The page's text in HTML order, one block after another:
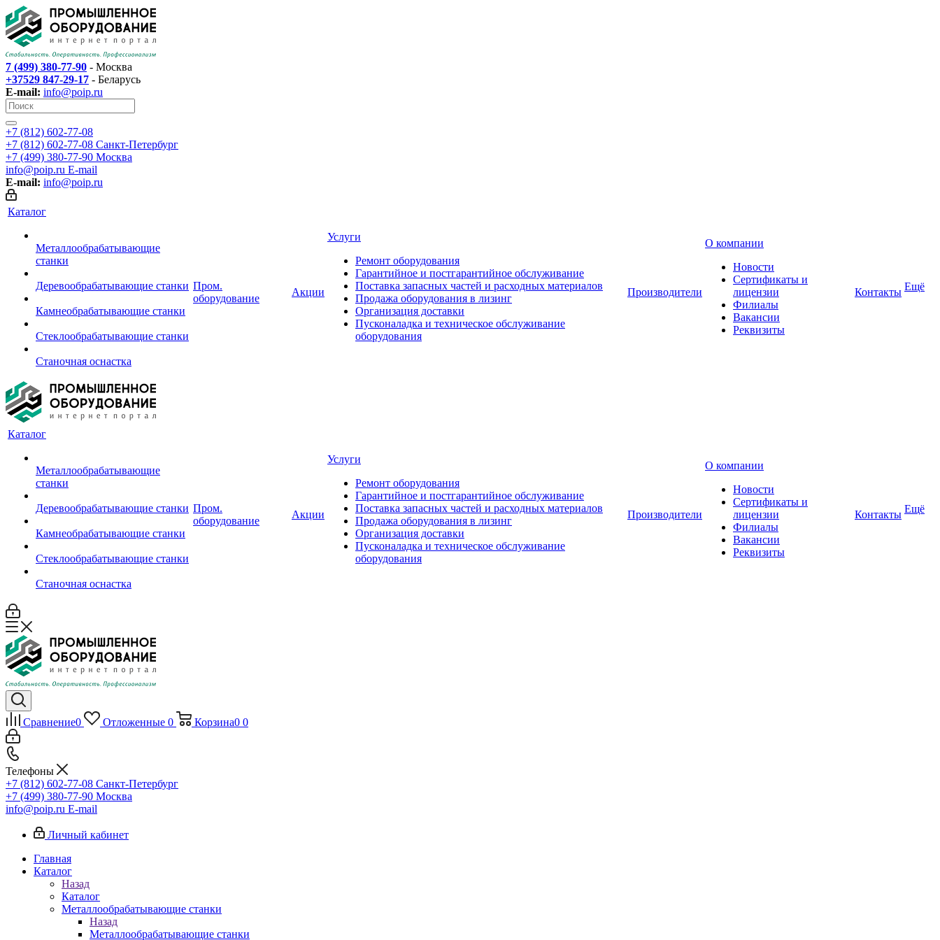
7 (499) 380-77-90 - Москва
+37529 847-29-17 - Беларусь
E-mail: info@poip.ru
+7 (812) 602-77-08
+7 (812) 602-77-08 Санкт-Петербург
+7 (499) 380-77-90 Москва
info@poip.ru E-mail
E-mail: info@poip.ru
Каталог
Металлообрабатывающие
станки
Деревообрабатывающие станки
Камнеобрабатывающие станки
Стеклообрабатывающие станки
Станочная оснастка
Пром.
оборудование
Акции
Услуги
Ремонт оборудования
Гарантийное и постгарантийное обслуживание
Поставка запасных частей и расходных материалов
Продажа оборудования в лизинг
Организация доставки
Пусконаладка и техническое обслуживание
оборудования
Производители
О компании
Новости
Сертификаты и
лицензии
Филиалы
Вакансии
Реквизиты
Контакты Ещё
Каталог
Металлообрабатывающие
станки
Деревообрабатывающие станки
Камнеобрабатывающие станки
Стеклообрабатывающие станки
Станочная оснастка
Пром.
оборудование
Акции
Услуги
Ремонт оборудования
Гарантийное и постгарантийное обслуживание
Поставка запасных частей и расходных материалов
Продажа оборудования в лизинг
Организация доставки
Пусконаладка и техническое обслуживание
оборудования
Производители
О компании
Новости
Сертификаты и
лицензии
Филиалы
Вакансии
Реквизиты
Контакты Ещё
Сравнение0 Отложенные 0 Корзина0 0
Телефоны
+7 (812) 602-77-08 Санкт-Петербург
+7 (499) 380-77-90 Москва
info@poip.ru E-mail
Личный кабинет
Главная
Каталог
Назад
Каталог
Металлообрабатывающие станки
Назад
Металлообрабатывающие станки